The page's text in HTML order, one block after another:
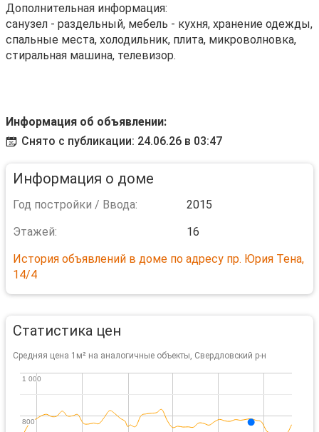
Дополнительная информация:
санузел - раздельный, мебель - кухня, хранение одежды,
спальные места, холодильник, плита, микроволновка,
стиральная машина, телевизор.
Информация об объявлении:
Снято с публикации: 24.06.26 в 03:47
Информация о доме
Год постройки / Ввода:
2015
Этажей:
16
История объявлений в доме по адресу пр. Юрия Тена,
14/4
Статистика цен
Средняя цена 1м² на аналогичные объекты, Свердловский р-н
800
800
1 000
1 000